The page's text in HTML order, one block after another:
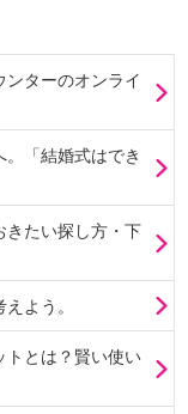
ターのオンライ
。「結婚式はでき
きたい探し方・下
よう。
トとは？賢い使い